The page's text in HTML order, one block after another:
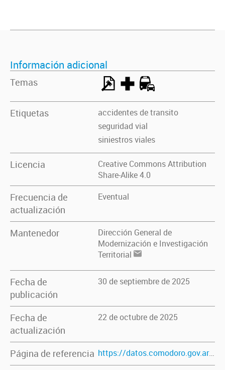
Información adicional
Temas
Etiquetas
accidentes de transito
seguridad vial
siniestros viales
Licencia
Creative Commons Attribution
Share-Alike 4.0
Frecuencia de
actualización
Eventual
Mantenedor
Dirección General de
Modernización e Investigación
Territorial
Fecha de
publicación
30 de septiembre de 2025
Fecha de
actualización
22 de octubre de 2025
Página de referencia https://datos.comodoro.gov.ar/dataset/siniestros-viales-por-categoria